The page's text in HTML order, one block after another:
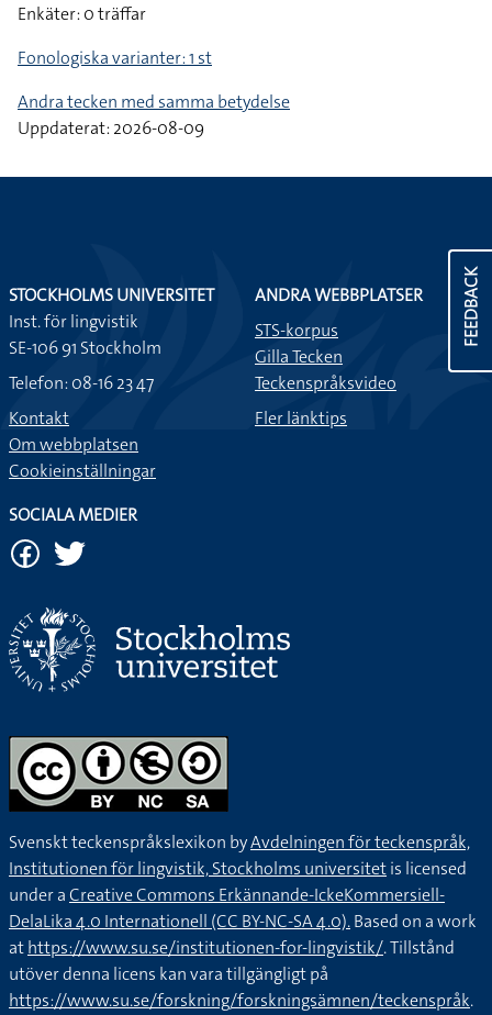
Enkäter: 0 träffar
Fonologiska varianter: 1 st
Andra tecken med samma betydelse
Uppdaterat: 2026-08-09
FEEDBACK
STOCKHOLMS UNIVERSITET
Inst. för lingvistik
SE-106 91 Stockholm
Telefon: 08-16 23 47
Kontakt
Om webbplatsen
Cookieinställningar
ANDRA WEBBPLATSER
STS-korpus
Gilla Tecken
Teckenspråksvideo
Fler länktips
SOCIALA MEDIER
Svenskt teckenspråkslexikon byAvdelningen för teckenspråk,
Institutionen för lingvistik, Stockholms universitetis licensed
under aCreative Commons Erkännande-IckeKommersiell-
DelaLika 4.0 Internationell (CC BY-NC-SA 4.0).Based on a work
athttps://www.su.se/institutionen-for-lingvistik/. Tillstånd
utöver denna licens kan vara tillgängligt på
https://www.su.se/forskning/forskningsämnen/teckenspråk.